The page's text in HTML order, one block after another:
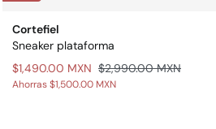
Cortefiel
Sneaker plataforma
$1,490.00 MXN $2,990.00 MXN
Ahorras$1,500.00 MXN